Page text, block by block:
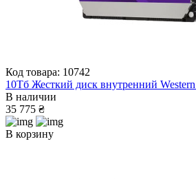
Код товара: 10742
10Тб Жесткий диск внутренний
В наличии
35 775 ₴
В корзину